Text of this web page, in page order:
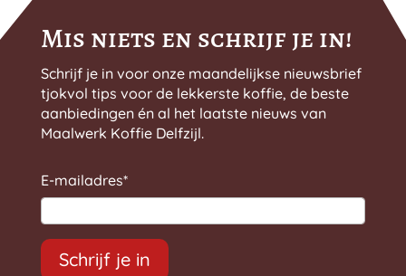
Mis niets en schrijf je in!
Schrijf je in voor onze maandelijkse nieuwsbrief
tjokvol tips voor de lekkerste koffie, de beste
aanbiedingen én al het laatste nieuws van
Maalwerk Koffie Delfzijl.
E-mailadres*
Schrijf je in